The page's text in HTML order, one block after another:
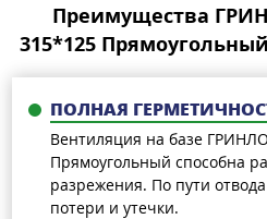
Преимущества
315*125
ПОЛНАЯ
Вентиляция на базе
Прямоугольный cпособна
разрежения. По пути
потери и утечки.